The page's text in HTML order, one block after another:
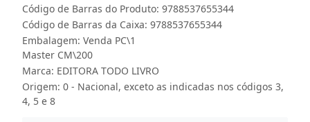
Código de Barras do Produto: 9788537655344
Código de Barras da Caixa: 9788537655344
Embalagem: Venda PC\1
Master CM\200
Marca: EDITORA TODO LIVRO
Origem: 0 - Nacional, exceto as indicadas nos códigos 3,
4, 5 e 8